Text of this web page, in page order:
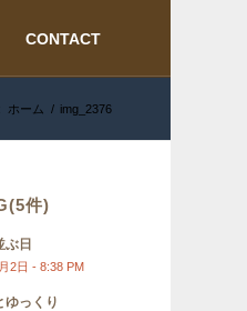
CONTACT
ホーム / img_2376
件)
ぶ日
2日 - 8:38 PM
ゆっくり